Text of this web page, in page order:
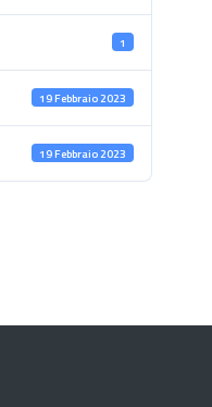
1
19 Febbraio 2023
19 Febbraio 2023